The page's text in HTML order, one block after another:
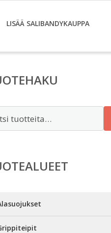
LISÄÄ SALIBANDYKAUPPA